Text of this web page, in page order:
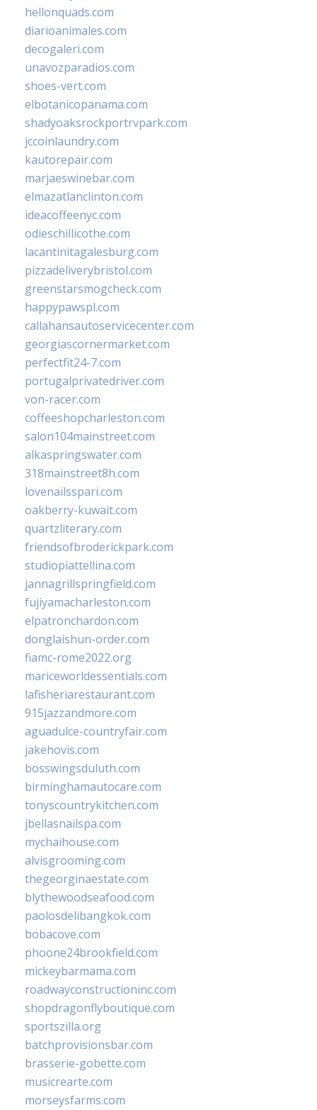
hellonquads.com
diarioanimales.com
decogaleri.com
unavozparadios.com
shoes-vert.com
elbotanicopanama.com
shadyoaksrockportrvpark.com
jccoinlaundry.com
kautorepair.com
marjaeswinebar.com
elmazatlanclinton.com
ideacoffeenyc.com
odieschillicothe.com
lacantinitagalesburg.com
pizzadeliverybristol.com
greenstarsmogcheck.com
happypawspl.com
callahansautoservicecenter.com
georgiascornermarket.com
perfectfit24-7.com
portugalprivatedriver.com
von-racer.com
coffeeshopcharleston.com
salon104mainstreet.com
alkaspringswater.com
318mainstreet8h.com
lovenailsspari.com
oakberry-kuwait.com
quartzliterary.com
friendsofbroderickpark.com
studiopiattellina.com
jannagrillspringfield.com
fujiyamacharleston.com
elpatronchardon.com
donglaishun-order.com
fiamc-rome2022.org
mariceworldessentials.com
lafisheriarestaurant.com
915jazzandmore.com
aguadulce-countryfair.com
jakehovis.com
bosswingsduluth.com
birminghamautocare.com
tonyscountrykitchen.com
jbellasnailspa.com
mychaihouse.com
alvisgrooming.com
thegeorginaestate.com
blythewoodseafood.com
paolosdelibangkok.com
bobacove.com
phoone24brookfield.com
mickeybarmama.com
roadwayconstructioninc.com
shopdragonflyboutique.com
sportszilla.org
batchprovisionsbar.com
brasserie-gobette.com
musicrearte.com
morseysfarms.com